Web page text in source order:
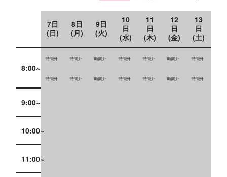
7日
(日)
8日
(月)
9日
(火)
10
日
(水)
11
日
(木)
12
日
(金)
13
日
(土)
8:00~
時間外 時間外 時間外 時間外 時間外 時間外 時間外
時間外 時間外 時間外 時間外 時間外 時間外 時間外
9:00~
10:00~
11:00~